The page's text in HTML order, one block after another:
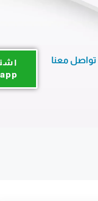
تواصل معنا